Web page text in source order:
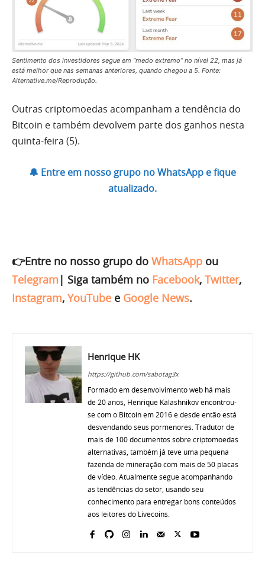
Sentimento dos investidores segue em “medo extremo” no nível 22, mas já
está melhor que nas semanas anteriores, quando chegou a 5. Fonte:
Alternative.me/Reprodução.
Outras criptomoedas acompanham a tendência do
Bitcoin e também devolvem parte dos ganhos nesta
quinta-feira (5).
🔔 Entre em nosso grupo no WhatsApp e fique
atualizado.
👉Entre no nosso grupo do WhatsApp ou
Telegram | Siga também no Facebook, Twitter,
Instagram, YouTube e Google News.
Henrique HK
https://github.com/sabotag3x
Formado em desenvolvimento web há mais
de 20 anos, Henrique Kalashnikov encontrou-
se com o Bitcoin em 2016 e desde então está
desvendando seus pormenores. Tradutor de
mais de 100 documentos sobre criptomoedas
alternativas, também já teve uma pequena
fazenda de mineração com mais de 50 placas
de vídeo. Atualmente segue acompanhando
as tendências do setor, usando seu
conhecimento para entregar bons conteúdos
aos leitores do Livecoins.